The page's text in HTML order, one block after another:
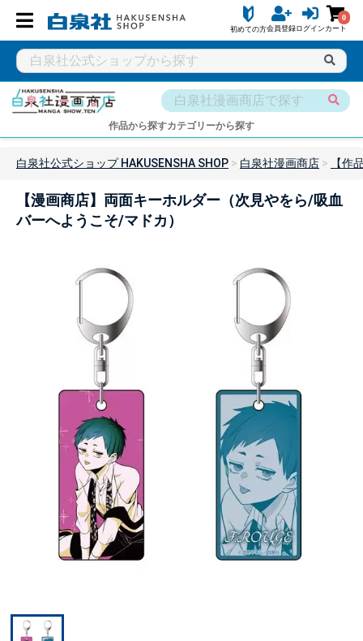
初めての方会員登録ログイン
0
カート
作品から探すカテゴリーから探す
白泉社公式ショップ HAKUSENSHA SHOP 白泉社漫画商店 【作
【漫画商店】両面キーホルダー（次見やをら/吸血
バーへようこそ/マドカ）